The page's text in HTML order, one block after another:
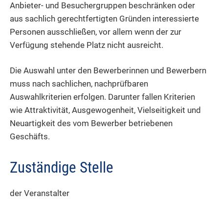
Anbieter- und Besuchergruppen beschränken oder
aus sachlich gerechtfertigten Gründen interessierte
Personen ausschließen, vor allem wenn der zur
Verfügung stehende Platz nicht ausreicht.
Die Auswahl unter den Bewerberinnen und Bewerbern
muss nach sachlichen, nachprüfbaren
Auswahlkriterien erfolgen. Darunter fallen Kriterien
wie Attraktivität, Ausgewogenheit, Vielseitigkeit und
Neuartigkeit des vom Bewerber betriebenen
Geschäfts.
Zuständige Stelle
der Veranstalter